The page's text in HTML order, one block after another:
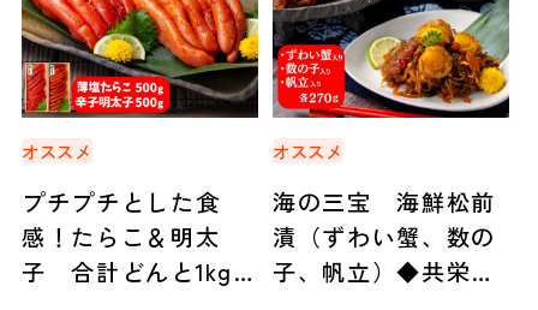
オススメ
プチプチとした食
感！たらこ＆明太
子 合計どんと1kg！
オススメ
海の三宝 海鮮松前
漬（ずわい蟹、数の
子、帆立）◆共栄水